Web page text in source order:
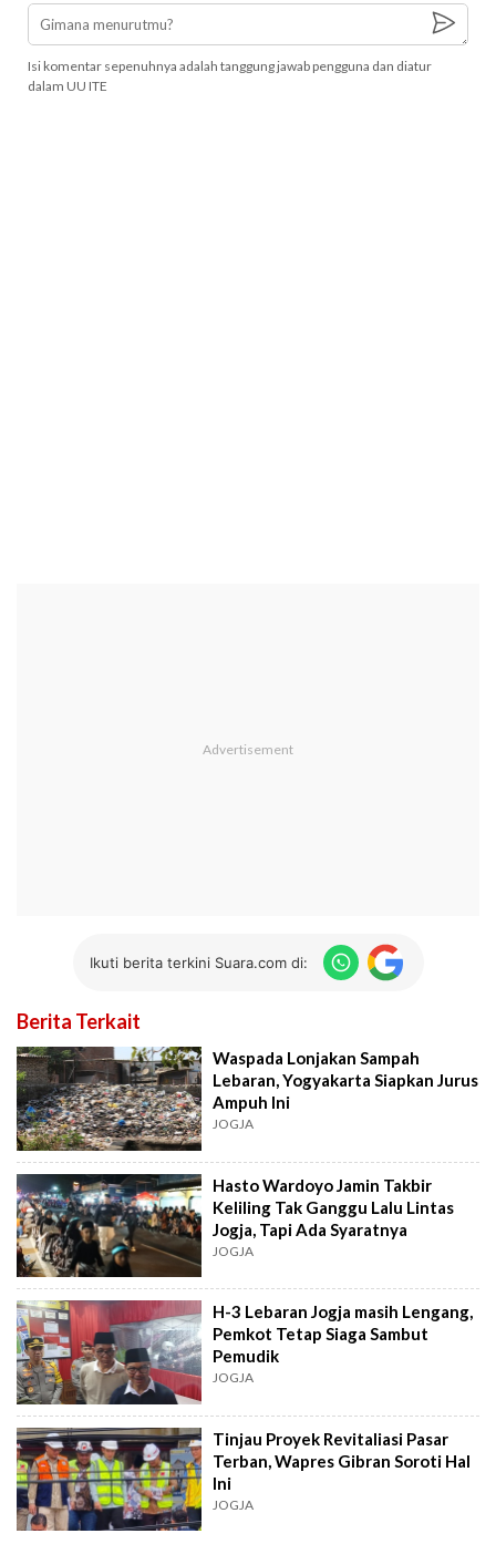
Isi komentar sepenuhnya adalah tanggung jawab pengguna dan diatur
dalam UU ITE
Ikuti berita terkini Suara.com di:
Berita Terkait
Waspada Lonjakan Sampah
Lebaran, Yogyakarta Siapkan Jurus
Ampuh Ini
JOGJA
Hasto Wardoyo Jamin Takbir
Keliling Tak Ganggu Lalu Lintas
Jogja, Tapi Ada Syaratnya
JOGJA
H-3 Lebaran Jogja masih Lengang,
Pemkot Tetap Siaga Sambut
Pemudik
JOGJA
Tinjau Proyek Revitaliasi Pasar
Terban, Wapres Gibran Soroti Hal
Ini
JOGJA